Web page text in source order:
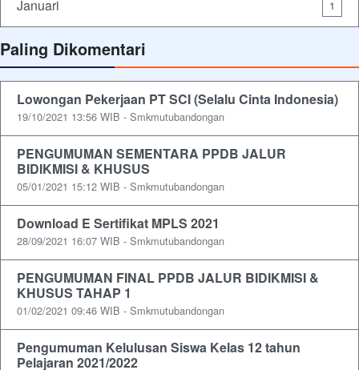
Januari 1
Paling Dikomentari
Lowongan Pekerjaan PT SCI (Selalu Cinta Indonesia)
19/10/2021 13:56 WIB - Smkmutubandongan
PENGUMUMAN SEMENTARA PPDB JALUR
BIDIKMISI & KHUSUS
05/01/2021 15:12 WIB - Smkmutubandongan
Download E Sertifikat MPLS 2021
28/09/2021 16:07 WIB - Smkmutubandongan
PENGUMUMAN FINAL PPDB JALUR BIDIKMISI &
KHUSUS TAHAP 1
01/02/2021 09:46 WIB - Smkmutubandongan
Pengumuman Kelulusan Siswa Kelas 12 tahun
Pelajaran 2021/2022